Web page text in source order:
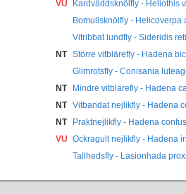
VU
Kardväddsknölfly - Heliothis
Bomullsknölfly - Helicoverpa
Vitribbat lundfly - Sideridis
NT
Större vitblärefly - Hadena
Glimrotsfly - Conisania
NT
Mindre vitblärefly - Hadena
NT
Vitbandat nejlikfly - Hadena
NT
Praktnejlikfly - Hadena
VU Ockragult nejlikfly - Hadena
Tallhedsfly - Lasionhada